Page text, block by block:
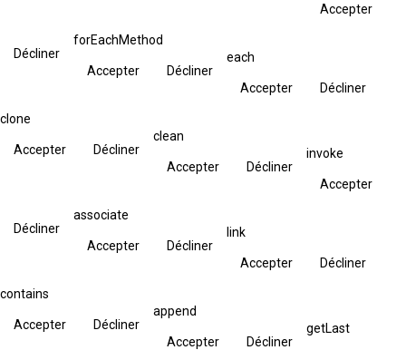
Accepter
Décliner
forEachMethod
Accepter Décliner
each
Accepter Décliner
clone
Accepter Décliner
clean
Accepter Décliner
invoke
Accepter
Décliner
associate
Accepter Décliner
link
Accepter Décliner
contains
Accepter Décliner
append
Accepter Décliner
getLast